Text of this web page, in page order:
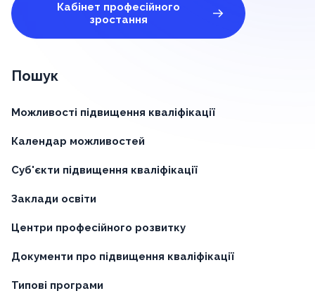
Кабінет професійного
зростання
Пошук
Можливості підвищення кваліфікації
Календар можливостей
Суб'єкти підвищення кваліфікації
Заклади освіти
Центри професійного розвитку
Документи про підвищення кваліфікації
Типові програми